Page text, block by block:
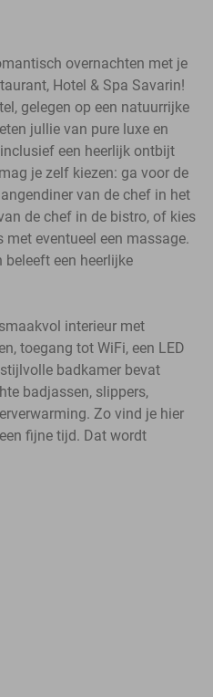
overnachten met je
Hotel & Spa Savarin!
gelegen op een natuurrijke
jullie van pure luxe en
een heerlijk ontbijt
je zelf kiezen: ga voor de
van de chef in het
de chef in de bistro, of kies
eventueel een massage.
een heerlijke
interieur met
toegang tot WiFi, een LED
badkamer bevat
badjassen, slippers,
Zo vind je hier
fijne tijd. Dat wordt